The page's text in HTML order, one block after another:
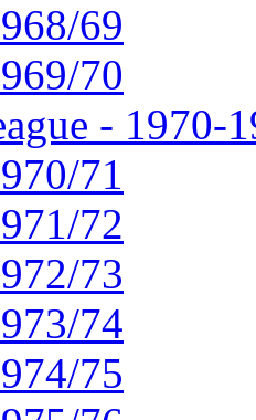
69
70
- 1970-
71
72
73
74
75